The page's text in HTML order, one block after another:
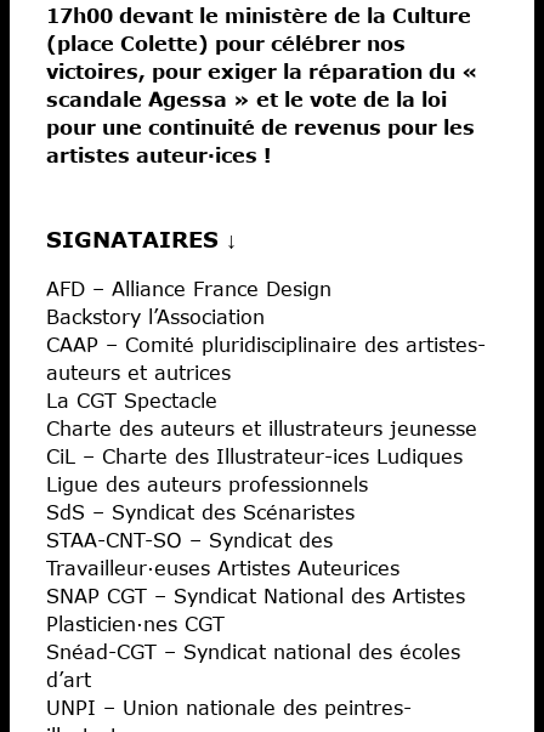
17h00 devant le ministère de la Culture
(place Colette) pour célébrer nos
victoires, pour exiger la réparation du «
scandale Agessa » et le vote de la loi
pour une continuité de revenus pour les
artistes auteur·ices !
SIGNATAIRES ↓
AFD – Alliance France Design
Backstory l’Association
CAAP – Comité pluridisciplinaire des artistes-
auteurs et autrices
La CGT Spectacle
Charte des auteurs et illustrateurs jeunesse
CiL – Charte des Illustrateur-ices Ludiques
Ligue des auteurs professionnels
SdS – Syndicat des Scénaristes
STAA-CNT-SO – Syndicat des
Travailleur·euses Artistes Auteurices
SNAP CGT – Syndicat National des Artistes
Plasticien·nes CGT
Snéad-CGT – Syndicat national des écoles
d’art
UNPI – Union nationale des peintres-